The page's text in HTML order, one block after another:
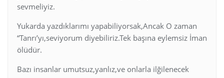
sevmeliyiz.
Yukarda yazdıklarımı yapabiliyorsak,Ancak O zaman
“Tanrı’yı,seviyorum diyebiliriz.Tek başına eylemsiz İman
ölüdür.
Bazı insanlar umutsuz,yanlız,ve onlarla ilğilenecek